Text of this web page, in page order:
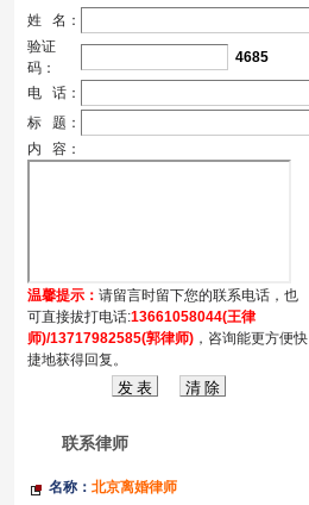
姓 名：
验证
码：
4685
电 话：
标 题：
内 容：
温馨提示： 请留言时留下您的联系电话，也
可直接拔打电话:13661058044(王律
师)/13717982585(郭律师)，咨询能更方便快
捷地获得回复。
联系律师
名称： 北京离婚律师